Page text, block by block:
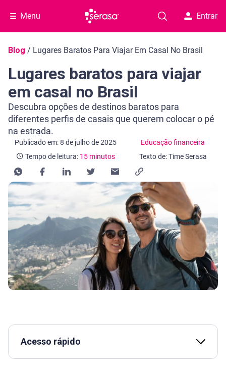
Menu Entrar
Navegação do blog
Blog / Lugares Baratos Para Viajar Em Casal No Brasil
Lugares baratos para viajar
em casal no Brasil
Descubra opções de destinos baratos para
diferentes perfis de casais que querem colocar o pé
na estrada.
Publicado em: 8 de julho de 2025 Educação financeira
Categoria Educação financeira
Tempo de leitura: 15 minutos
Tempo de leitura: 15 minutos
Texto de: Time Serasa
Acesso rápido